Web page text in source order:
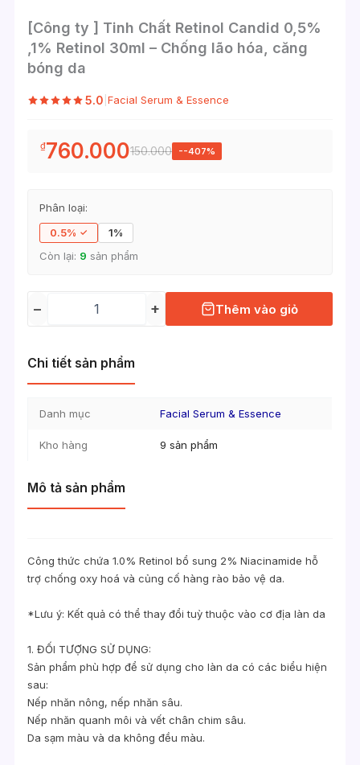
[Công ty ] Tinh Chất Retinol Candid 0,5%
,1% Retinol 30ml – Chống lão hóa, căng
bóng da
5.0 |Facial Serum & Essence
₫760.000150.000 --407%
Phân loại:
0.5%
1%
Còn lại: 9 sản phẩm
− + Thêm vào giỏ
Chi tiết sản phẩm
Danh mục Facial Serum & Essence
Kho hàng 9 sản phẩm
Mô tả sản phẩm
Công thức chứa 1.0% Retinol bổ sung 2% Niacinamide hỗ
trợ chống oxy hoá và củng cố hàng rào bảo vệ da.
*Lưu ý: Kết quả có thể thay đổi tuỳ thuộc vào cơ địa làn da
1. ĐỐI TƯỢNG SỬ DỤNG:
Sản phẩm phù hợp để sử dụng cho làn da có các biểu hiện
sau:
Nếp nhăn nông, nếp nhăn sâu.
Nếp nhăn quanh môi và vết chân chim sâu.
Da sạm màu và da không đều màu.